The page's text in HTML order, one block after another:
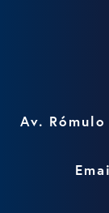
Av.